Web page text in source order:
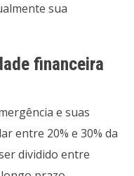
sua
financeira
e suas
entre 20% e 30% da
dividido entre